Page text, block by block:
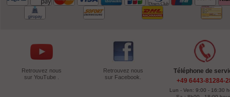
Retrouvez nous
sur YouTube .
Retrouvez nous
sur Facebook.
Téléphone de
+49 6443-81284-
Lun - Ven: 9:00 - 16:30